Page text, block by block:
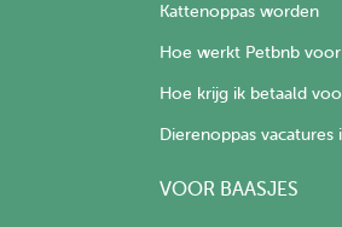
Kattenoppas worden
Hoe werkt Petbnb voor
Hoe krijg ik betaald
Dierenoppas vacatures
VOOR BAASJES